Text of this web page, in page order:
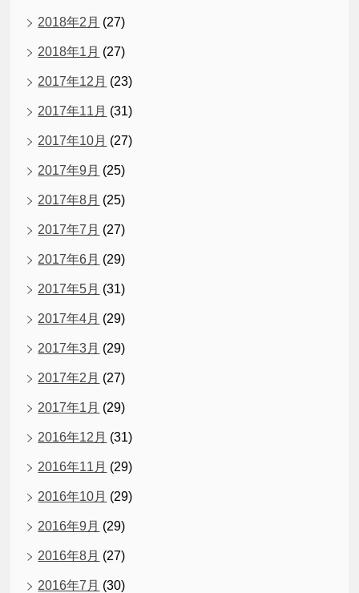
2018年2月 (27)
2018年1月 (27)
2017年12月 (23)
2017年11月 (31)
2017年10月 (27)
2017年9月 (25)
2017年8月 (25)
2017年7月 (27)
2017年6月 (29)
2017年5月 (31)
2017年4月 (29)
2017年3月 (29)
2017年2月 (27)
2017年1月 (29)
2016年12月 (31)
2016年11月 (29)
2016年10月 (29)
2016年9月 (29)
2016年8月 (27)
2016年7月 (30)